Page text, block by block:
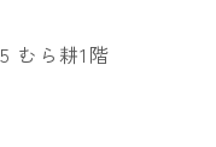
むら耕1階